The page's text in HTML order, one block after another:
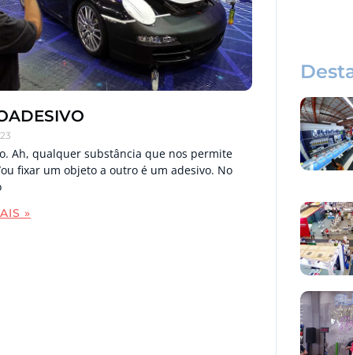
Ah, qualquer substância que nos permite
fixar um objeto a outro é um adesivo. No
»